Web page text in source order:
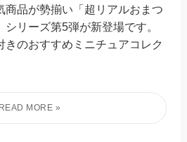
商品が勢揃い「超リアルおまつ
リーズ第5弾が新登場です。
きのおすすめミニチュアコレク